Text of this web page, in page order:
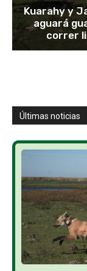
Kuarahy y
aguará
correr
Últimas noticias